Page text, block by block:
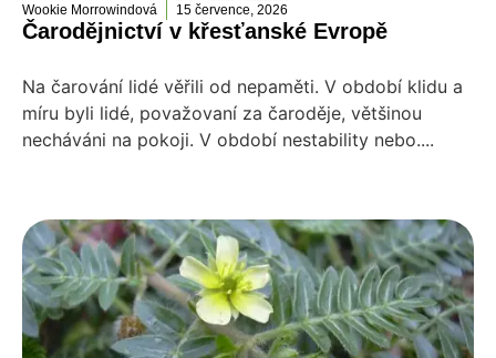
Wookie Morrowindová 15 července, 2026
Čarodějnictví v křesťanské Evropě
Na čarování lidé věřili od nepaměti. V období klidu a
míru byli lidé, považovaní za čaroděje, většinou
necháváni na pokoji. V období nestability nebo....